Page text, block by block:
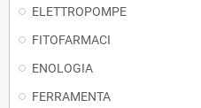
ELETTROPOMPE
FITOFARMACI
ENOLOGIA
FERRAMENTA